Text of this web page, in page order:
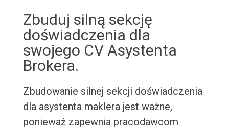
Zbuduj silną sekcję
doświadczenia dla
swojego CV Asystenta
Brokera.
Zbudowanie silnej sekcji doświadczenia
dla asystenta maklera jest ważne,
ponieważ zapewnia pracodawcom